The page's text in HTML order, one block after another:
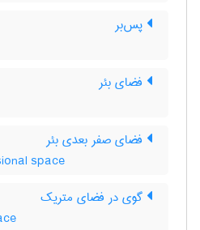
پس‌بر
فضای بئر
فضای صفر بعدی بئر
space
گوی در فضای متریک